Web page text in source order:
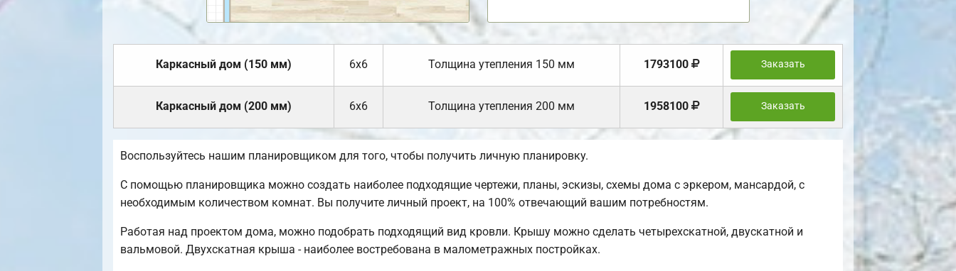
Каркасный дом (150 мм) 6х6 Толщина утепления 150 мм 1793100 Заказать
Каркасный дом (200 мм) 6х6 Толщина утепления 200 мм 1958100 Заказать
Воспользуйтесь нашим планировщиком для того, чтобы получить личную планировку.
С помощью планировщика можно создать наиболее подходящие чертежи, планы, эскизы, схемы дома с эркером, мансардой, с
необходимым количеством комнат. Вы получите личный проект, на 100% отвечающий вашим потребностям.
Работая над проектом дома, можно подобрать подходящий вид кровли. Крышу можно сделать четырехскатной, двускатной и
вальмовой. Двухскатная крыша - наиболее востребована в малометражных постройках.